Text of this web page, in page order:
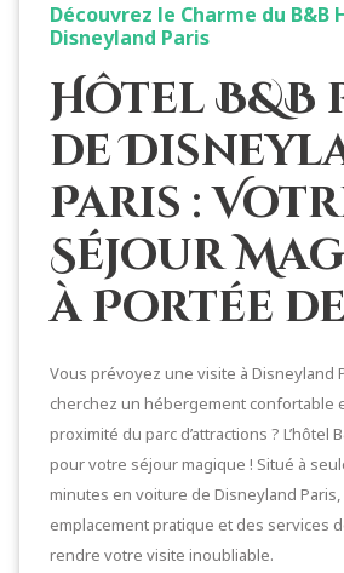
Découvrez le Charme du B&B
Disneyland Paris
Hôtel B&B
de
Paris :
Séjour
à Portée
Vous prévoyez une visite à Disneyland
cherchez un hébergement confortable
proximité du parc d’attractions ? L’hôtel
pour votre séjour magique ! Situé à
minutes en voiture de Disneyland
emplacement pratique et des services
rendre votre visite inoubliable.